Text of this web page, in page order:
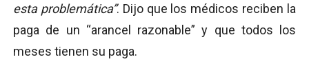
esta problemática”. Dijo que los médicos reciben la
paga de un “arancel razonable” y que todos los
meses tienen su paga.